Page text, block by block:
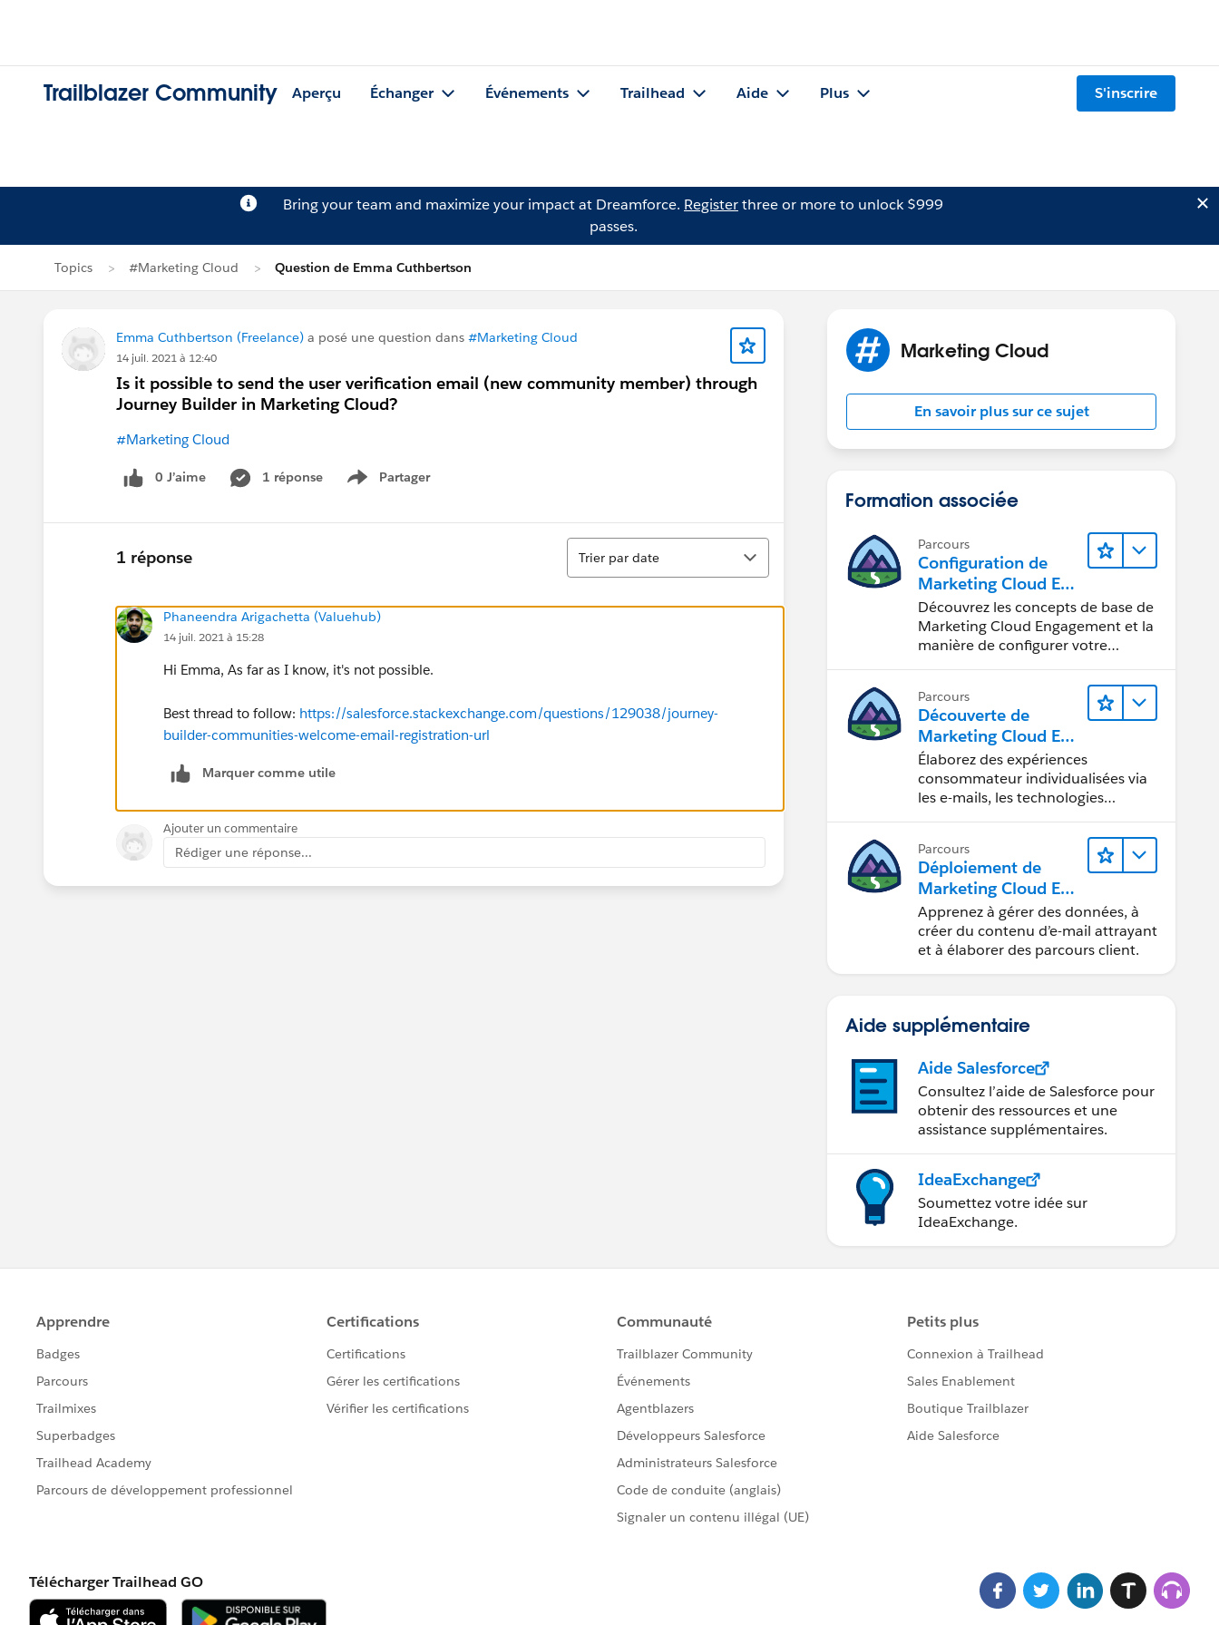
Trailblazer Community Aperçu Échanger Événements Trailhead Aide Plus S'inscrire
Bring your team and maximize your impact at Dreamforce. Registerthree or more to unlock $999
passes.
Topics #Marketing Cloud Question de Emma Cuthbertson
Emma Cuthbertson (Freelance) a posé une question dans #Marketing Cloud
14 juil. 2021 à 12:40
Is it possible to send the user verification email (new community member) through
Journey Builder in Marketing Cloud?
#Marketing Cloud
0 J’aime 1 réponse Partager
Show menu
1 réponse
Tri
Trier par date
Phaneendra Arigachetta (Valuehub)
14 juil. 2021 à 15:28
Hi Emma, As far as I know, it's not possible.
Best thread to follow: https://salesforce.stackexchange.com/questions/129038/journey-
builder-communities-welcome-email-registration-url
Marquer comme utile
Ajouter un commentaire
Rédiger une réponse...
Marketing Cloud
En savoir plus sur ce sujet
Formation associée
Parcours
Configuration de
Marketing Cloud Eng
agement
Découvrez les concepts de base de
Marketing Cloud Engagement et la
manière de configurer votre
Parcours
Découverte de
Marketing Cloud Eng
agement
Élaborez des expériences
consommateur individualisées via
les e-mails, les technologies
Marketing Cloud Engagement.
Parcours
Déploiement de
Marketing Cloud Eng
agement
Apprenez à gérer des données, à
créer du contenu d’e-mail attrayant
et à élaborer des parcours client.
Aide supplémentaire
Aide Salesforce
Consultez l’aide de Salesforce pour
obtenir des ressources et une
assistance supplémentaires.
IdeaExchange
Soumettez votre idée sur
IdeaExchange.